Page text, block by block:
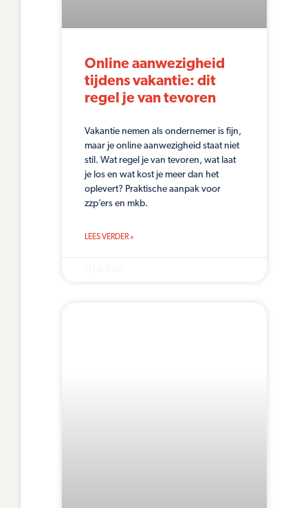
Online aanwezigheid
tijdens vakantie: dit
regel je van tevoren
Vakantie nemen als ondernemer is fijn,
maar je online aanwezigheid staat niet
stil. Wat regel je van tevoren, wat laat
je los en wat kost je meer dan het
oplevert? Praktische aanpak voor
zzp’ers en mkb.
LEES VERDER »